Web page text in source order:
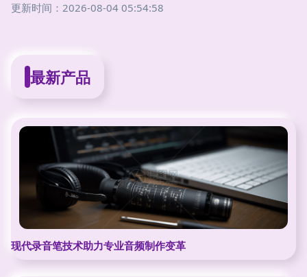
更新时间：2026-08-04 05:54:58
最新产品
现代录音笔技术助力专业音频制作变革